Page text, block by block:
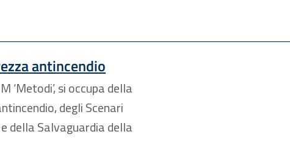
antincendio
‘Metodi’, si occupa della
degli Scenari
della Salvaguardia della